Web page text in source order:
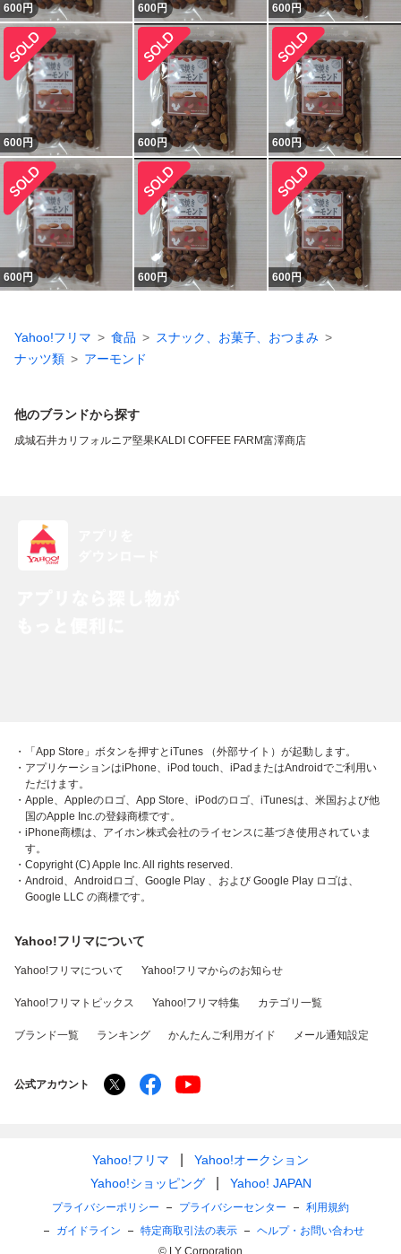
600円 600円 600円
600円 600円 600円
600円 600円 600円
Yahoo!フリマ 食品
スナック、お菓子、おつまみ
ナッツ類
アーモンド
他のブランドから探す
成城石井カリフォルニア堅果KALDI COFFEE FARM富澤商店
・「App Store」ボタンを押すとiTunes （外部サイト）が起動します。
・アプリケーションはiPhone、iPod touch、iPadまたはAndroidでご利用い
ただけます。
・Apple、Appleのロゴ、App Store、iPodのロゴ、iTunesは、米国および他
国のApple Inc.の登録商標です。
・iPhone商標は、アイホン株式会社のライセンスに基づき使用されていま
す。
・Copyright (C) Apple Inc. All rights reserved.
・Android、Androidロゴ、Google Play 、および Google Play ロゴは、
Google LLC の商標です。
Yahoo!フリマについて
Yahoo!フリマについて Yahoo!フリマからのお知らせ
Yahoo!フリマトピックス Yahoo!フリマ特集 カテゴリ一覧
ブランド一覧 ランキング かんたんご利用ガイド メール通知設定
公式アカウント
Yahoo!フリマ
Yahoo!オークション
Yahoo!ショッピング
Yahoo! JAPAN
プライバシーポリシー プライバシーセンター
利用規約
ガイドライン
特定商取引法の表示
ヘルプ・お問い合わせ